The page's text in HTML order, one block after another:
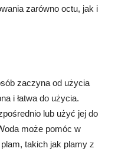
zarówno octu, jak i
zaczyna od użycia
i łatwa do użycia.
lub użyć jej do
może pomóc w
takich jak plamy z